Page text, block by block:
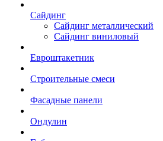
Сайдинг
Сайдинг металлический
Сайдинг виниловый
Евроштакетник
Строительные смеси
Фасадные панели
Ондулин